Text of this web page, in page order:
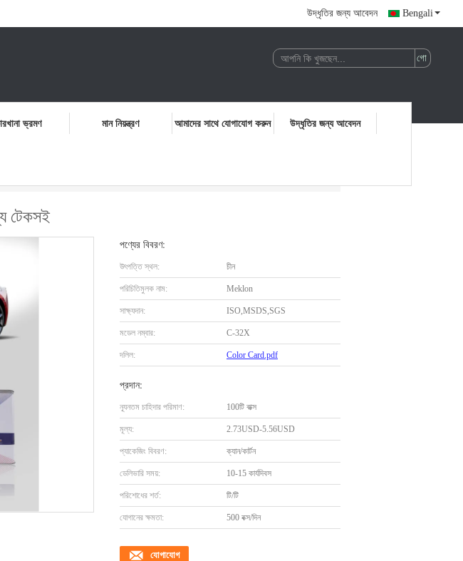
উদ্ধৃতির জন্য আবেদন Bengali
ভ্রমণ মান নিয়ন্ত্রণ আমাদের সাথে যোগাযোগ করুন উদ্ধৃতির জন্য আবেদন
টেকসই
পণ্যের বিবরণ:
উৎপত্তি স্থল: চীন
পরিচিতিমুলক নাম: Meklon
সাক্ষ্যদান: ISO,MSDS,SGS
মডেল নম্বার: C-32X
দলিল: Color Card.pdf
প্রদান:
ন্যূনতম চাহিদার পরিমাণ: 100টি বাক্স
মূল্য: 2.73USD-5.56USD
প্যাকেজিং বিবরণ: ক্যান/কার্টন
ডেলিভারি সময়: 10-15 কার্যদিবস
পরিশোধের শর্ত: টি/টি
যোগানের ক্ষমতা: 500 বক্স/দিন
যোগাযোগ